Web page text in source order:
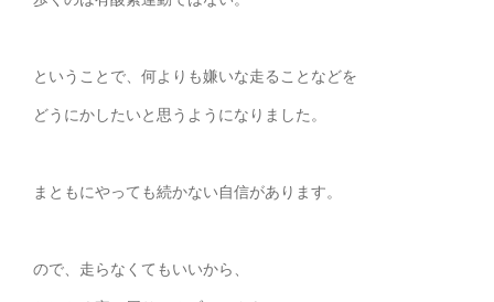
ということで、何よりも嫌いな走ることなどを
どうにかしたいと思うようになりました。
まともにやっても続かない自信があります。
ので、走らなくてもいいから、